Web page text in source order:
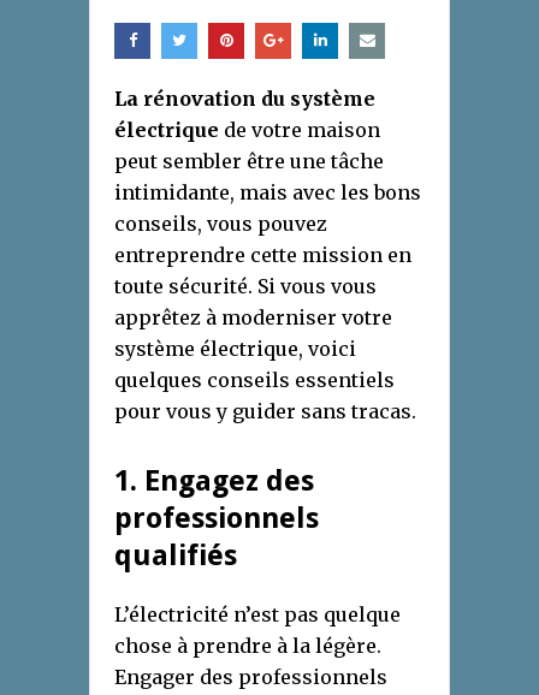
La rénovation du système
électrique de votre maison
peut sembler être une tâche
intimidante, mais avec les bons
conseils, vous pouvez
entreprendre cette mission en
toute sécurité. Si vous vous
apprêtez à moderniser votre
système électrique, voici
quelques conseils essentiels
pour vous y guider sans tracas.
1. Engagez des
professionnels
qualifiés
L’électricité n’est pas quelque
chose à prendre à la légère.
Engager des professionnels